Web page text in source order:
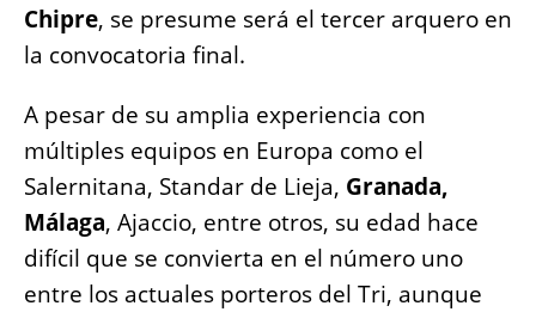
Chipre, se presume será el tercer arquero en
la convocatoria final.
A pesar de su amplia experiencia con
múltiples equipos en Europa como el
Salernitana, Standar de Lieja, Granada,
Málaga, Ajaccio, entre otros, su edad hace
difícil que se convierta en el número uno
entre los actuales porteros del Tri, aunque